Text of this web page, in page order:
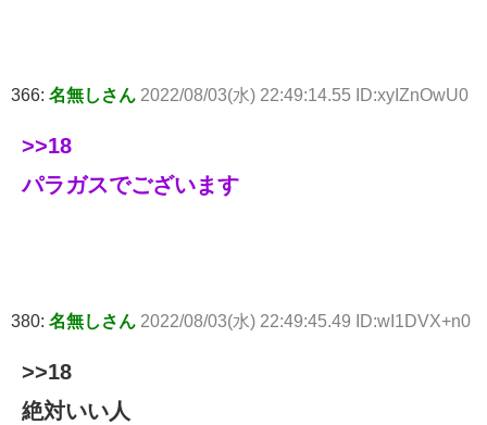
366: 名無しさん 2022/08/03(水) 22:49:14.55 ID:xyIZnOwU0
>>18
パラガスでございます
380: 名無しさん 2022/08/03(水) 22:49:45.49 ID:wI1DVX+n0
>>18
絶対いい人